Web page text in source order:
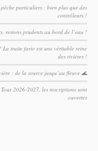
particuliers : bien plus que des
contrôleurs !
restons prudents au bord de l’eau !
La truite fario est une véritable reine
des rivières !
: de la source jusqu’au fleuve 🌊
2026-2027, les inscriptions sont
ouvertes